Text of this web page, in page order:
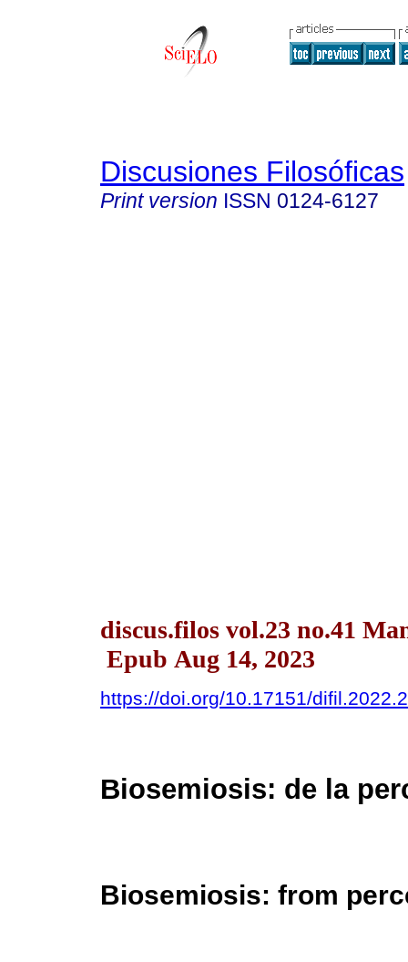
Discusiones Filosóficas
Print version ISSN 0124-6127
discus.filos vol.23 no.41
Epub Aug 14, 2023
https://doi.org/10.17151/
Biosemiosis: de la
Biosemiosis: from